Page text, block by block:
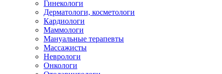
Гинекологи
Дерматологи, косметологи
Кардиологи
Маммологи
Мануальные терапевты
Массажисты
Неврологи
Онкологи